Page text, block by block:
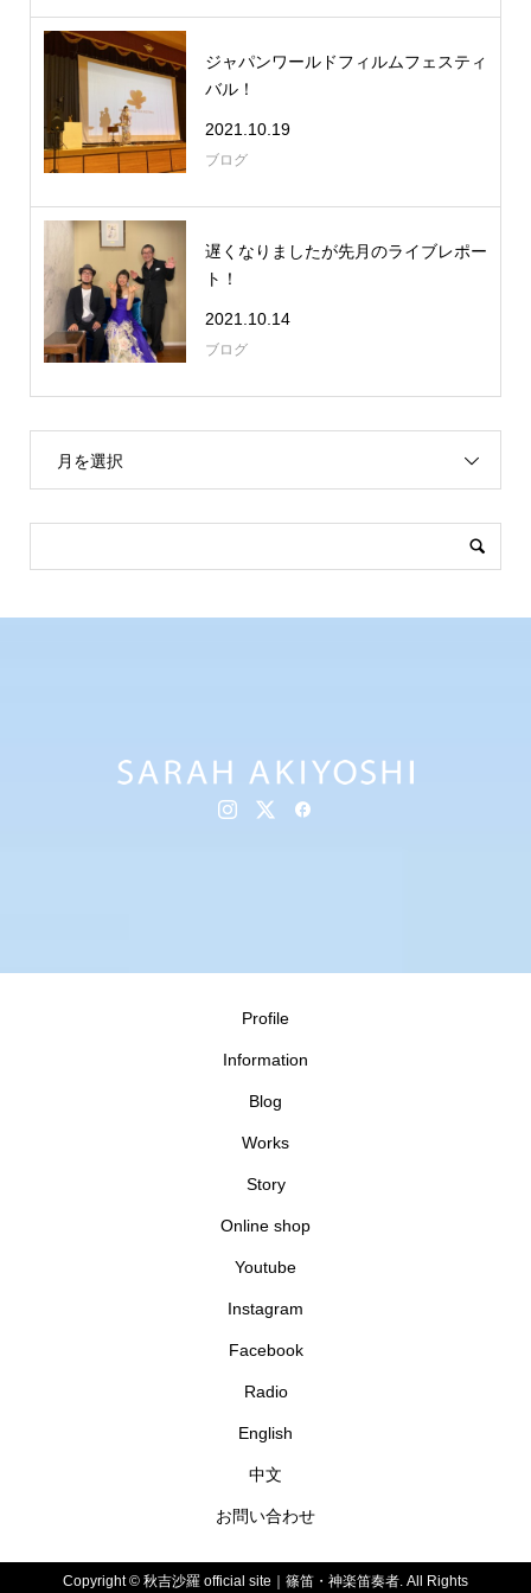
ジャパンワールドフィルムフェスティ
バル！
2021.10.19
ブログ
遅くなりましたが先月のライブレポー
ト！
2021.10.14
ブログ
月を選択
Profile
Information
Blog
Works
Story
Online shop
Youtube
Instagram
Facebook
Radio
English
中文
お問い合わせ
Copyright © 秋吉沙羅 official site｜篠笛・神楽笛奏者. All Rights